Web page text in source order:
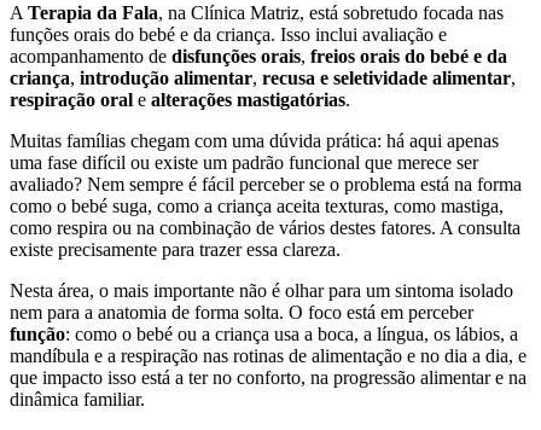
A Terapia da Fala, na Clínica Matriz, está sobretudo focada nas
funções orais do bebé e da criança. Isso inclui avaliação e
acompanhamento de disfunções orais, freios orais do bebé e da
criança, introdução alimentar, recusa e seletividade alimentar,
respiração oral e alterações mastigatórias.
Muitas famílias chegam com uma dúvida prática: há aqui apenas
uma fase difícil ou existe um padrão funcional que merece ser
avaliado? Nem sempre é fácil perceber se o problema está na forma
como o bebé suga, como a criança aceita texturas, como mastiga,
como respira ou na combinação de vários destes fatores. A consulta
existe precisamente para trazer essa clareza.
Nesta área, o mais importante não é olhar para um sintoma isolado
nem para a anatomia de forma solta. O foco está em perceber
função: como o bebé ou a criança usa a boca, a língua, os lábios, a
mandíbula e a respiração nas rotinas de alimentação e no dia a dia, e
que impacto isso está a ter no conforto, na progressão alimentar e na
dinâmica familiar.